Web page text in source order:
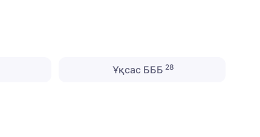
Ұқсас БББ 28